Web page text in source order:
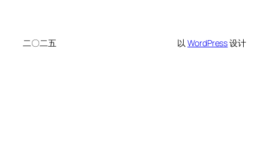
二〇二五 以WordPress设计